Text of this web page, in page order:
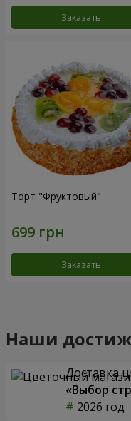
Заказать
Торт "Фруктовый"
Заказать
Наши
Доставка
«Выбор
2026 год